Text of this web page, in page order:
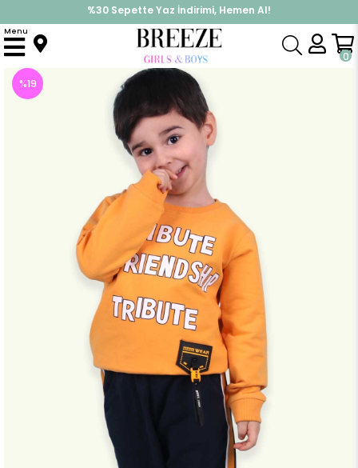
%30 Sepette Yaz İndirimi, Hemen Al!
İndirimlere ek %10 İndirimi Kap, Hemen Üye Ol!
0
Menu
Anasayfa Takımlar Eşofman Takımı Erkek Çocuk Eşofman Takımı Aksesuar Armalı Hardal Sarı (4 Yaş)
%19